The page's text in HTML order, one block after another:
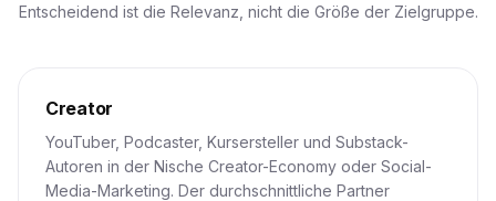
Entscheidend ist die Relevanz, nicht die Größe der Zielgruppe.
Creator
YouTuber, Podcaster, Kursersteller und Substack-
Autoren in der Nische Creator-Economy oder Social-
Media-Marketing. Der durchschnittliche Partner